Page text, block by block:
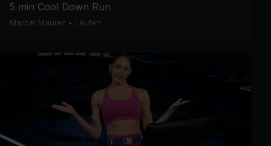
5 min Cool Down Run
Marcel Maurer • Laufen